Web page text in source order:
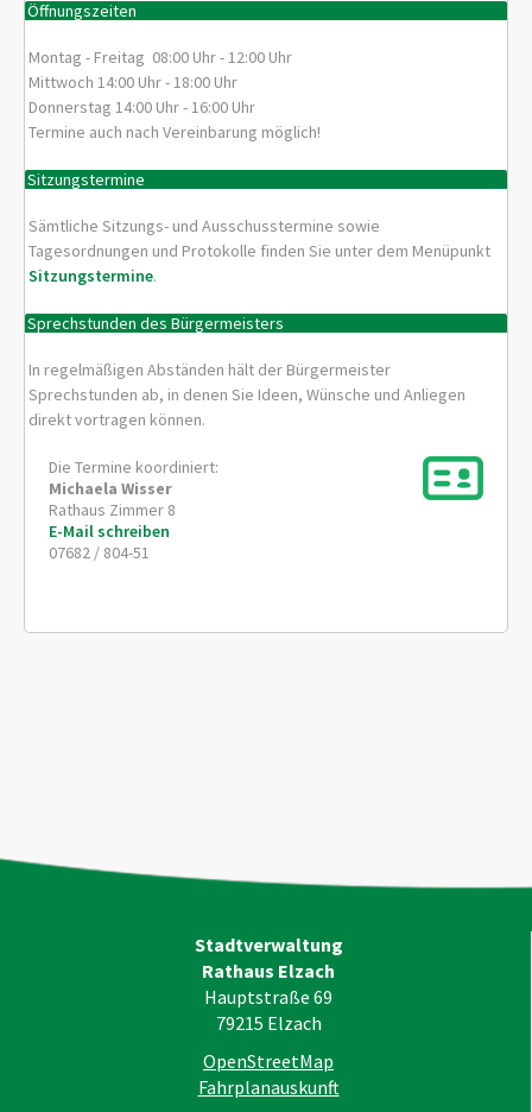
Öffnungszeiten
Montag - Freitag 08:00 Uhr - 12:00 Uhr
Mittwoch 14:00 Uhr - 18:00 Uhr
Donnerstag 14:00 Uhr - 16:00 Uhr
Termine auch nach Vereinbarung möglich!
Sitzungstermine
Sämtliche Sitzungs- und Ausschusstermine sowie
Tagesordnungen und Protokolle finden Sie unter dem Menüpunkt
Sitzungstermine.
Sprechstunden des Bürgermeisters
In regelmäßigen Abständen hält der Bürgermeister
Sprechstunden ab, in denen Sie Ideen, Wünsche und Anliegen
direkt vortragen können.
Die Termine koordiniert:
Michaela Wisser
Rathaus Zimmer 8
E-Mail schreiben
07682 / 804-51
Stadtverwaltung
Rathaus Elzach
Hauptstraße 69
79215 Elzach
OpenStreetMap
Fahrplanauskunft